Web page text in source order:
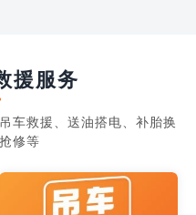
援服务
车救援、送油搭电、补胎换
修等